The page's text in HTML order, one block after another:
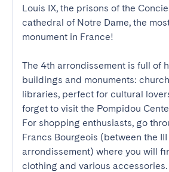
Louis IX, the prisons of the
cathedral of Notre Dame, the
monument in France!
The 4th arrondissement is full of
buildings and monuments:
libraries, perfect for cultural
forget to visit the Pompidou
For shopping enthusiasts, go
Francs Bourgeois (between the
arrondissement) where you will
clothing and various accessories.